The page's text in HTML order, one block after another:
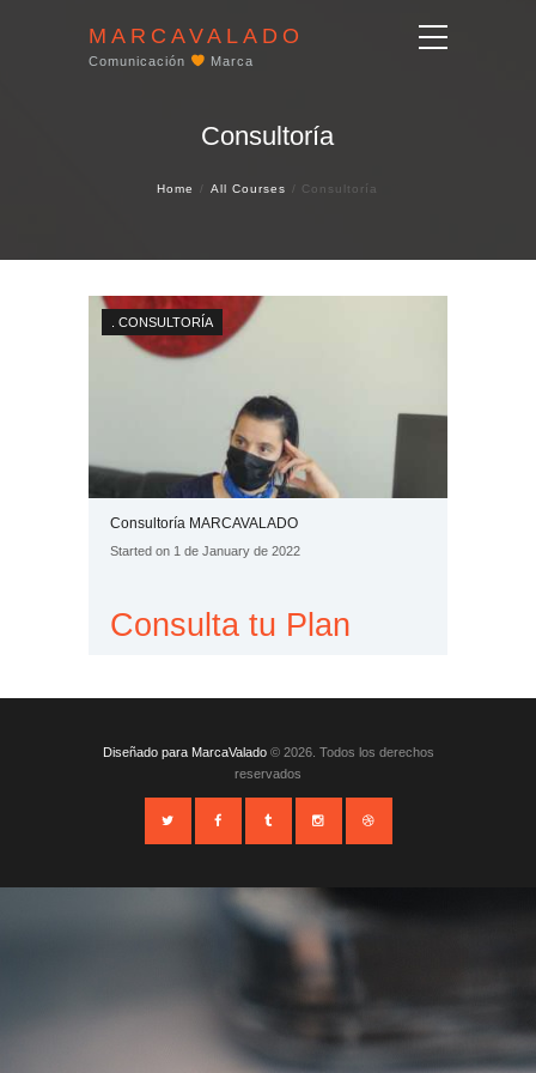
MARCAVALADO
Comunicación Marca
Consultoría
Home All Courses Consultoría
CONSULTORÍA
Consultoría MARCAVALADO
Started on 1 de January de 2022
Consulta tu Plan
Diseñado para MarcaValado© 2026. Todos los derechos
reservados